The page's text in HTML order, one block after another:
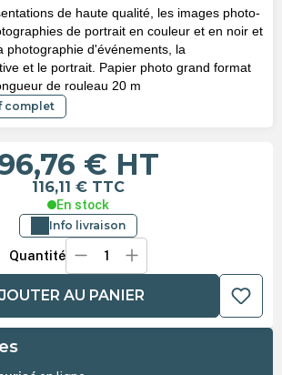
de haute qualité, les images photo-
de portrait en couleur et en noir et
photographie d'événements, la
et le portrait. Papier photo grand format
de rouleau 20 m
complet
€ HT
116,11 € TTC
En stock
Info livraison
Quantité
AU PANIER